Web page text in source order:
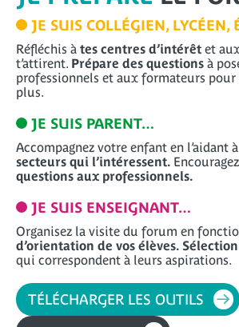
JE SUIS COLLÉGIEN,
Réfléchis à tes centres d’intérêt et
t’attirent. Prépare des questions à
professionnels et aux formateurs pour
plus.
JE SUIS PARENT…
Accompagnez votre enfant en l’aidant
secteurs qui l’intéressent.
questions aux professionnels.
JE SUIS ENSEIGNANT…
Organisez la visite du forum en
d’orientation de vos élèves.
qui correspondent à leurs aspirations.
TÉLÉCHARGER LES OUTILS